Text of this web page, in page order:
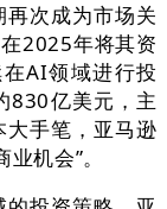
次成为市场关
2025年将其资
AI领域进行投
830亿美元，主
手笔，亚马逊
机会”。